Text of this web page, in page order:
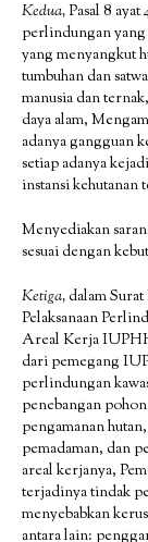
Kedua,Pasal 8
perlindungan yang
yang menyangkut
tumbuhan dan
manusia dan
daya alam,
adanya gangguan
setiap adanya
instansi kehutanan
Menyediakan
sesuai dengan
Ketiga, dalam
Pelaksanaan
Areal Kerja
dari pemegang
perlindungan
penebangan
pengamanan
pemadaman, dan
areal kerjanya,
terjadinya tindak
menyebabkan
antara lain: